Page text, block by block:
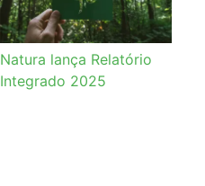
Natura lança Relatório
Integrado 2025